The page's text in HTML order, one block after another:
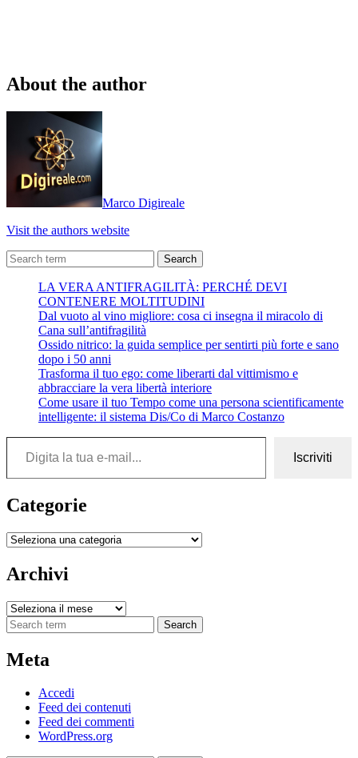
About the author
Marco Digireale
Visit the authors website
Search
LA VERA ANTIFRAGILITÀ: PERCHÉ DEVI
CONTENERE MOLTITUDINI
Dal vuoto al vino migliore: cosa ci insegna il miracolo di
Cana sull’antifragilità
Ossido nitrico: la guida semplice per sentirti più forte e sano
dopo i 50 anni
Trasforma il tuo ego: come liberarti dal vittimismo e
abbracciare la vera libertà interiore
Come usare il tuo Tempo come una persona scientificamente
intelligente: il sistema Dis/Co di Marco Costanzo
Digita la tua e-mail...
Iscriviti
Categorie
Categorie
Archivi
Archivi
Search
Meta
Accedi
Feed dei contenuti
Feed dei commenti
WordPress.org